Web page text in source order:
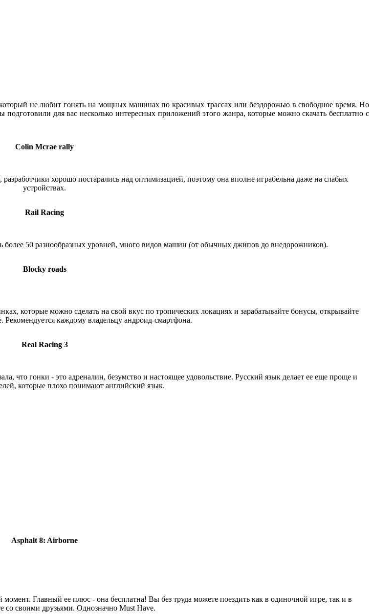
не любит гонять на мощных машинах по красивых трассах или бездорожью в свободное время. Но
для вас несколько интересных приложений этого жанра, которые можно скачать бесплатно с
Colin Mcrae rally
хорошо постарались над оптимизацией, поэтому она вполне играбельна даже на слабых
устройствах.
Rail Racing
50 разнообразных уровней, много видов машин (от обычных джипов до внедорожников).
Blocky roads
которые можно сделать на свой вкус по тропических локациях и зарабатывайте бонусы, открывайте
каждому владельцу андроид-смартфона.
Real Racing 3
что гонки - это адреналин, безумство и настоящее удовольствие. Русский язык делает ее еще проще и
которые плохо понимают английский язык.
Asphalt 8: Airborne
Главный ее плюс - она бесплатна! Вы без труда можете поездить как в одиночной игре, так и в
со своими друзьями. Однозначно Must Have.